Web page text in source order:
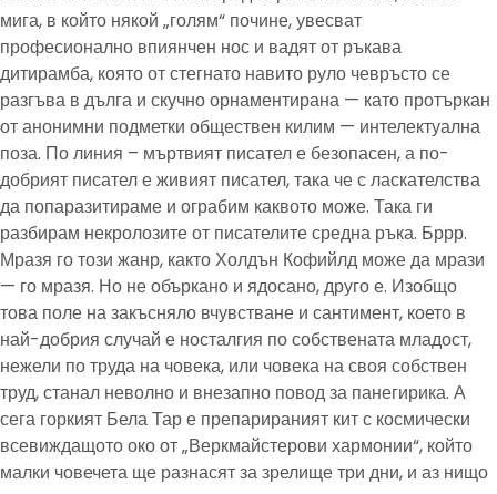
мига, в който някой „голям“ почине, увесват
професионално впиянчен нос и вадят от ръкава
дитирамба, която от стегнато навито руло чевръсто се
разгъва в дълга и скучно орнаментирана — като протъркан
от анонимни подметки обществен килим — интелектуална
поза. По линия – мъртвият писател е безопасен, а по-
добрият писател е живият писател, така че с ласкателства
да попаразитираме и ограбим каквото може. Така ги
разбирам некролозите от писателите средна ръка. Бррр.
Мразя го този жанр, както Холдън Кофийлд може да мрази
— го мразя. Но не объркано и ядосано, друго е. Изобщо
това поле на закъсняло вчувстване и сантимент, което в
най-добрия случай е носталгия по собствената младост,
нежели по труда на човека, или човека на своя собствен
труд, станал неволно и внезапно повод за панегирика. А
сега горкият Бела Тар е препарираният кит с космически
всевиждащото око от „Веркмайстерови хармонии“, който
малки човечета ще разнасят за зрелище три дни, и аз нищо